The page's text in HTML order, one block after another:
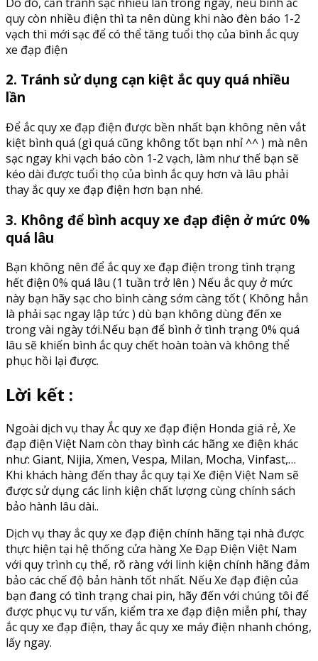
quy còn nhiều điện thì ta nên dùng khi nào đèn báo 1-2
vạch thì mới sạc để có thể tăng tuổi thọ của bình ắc quy
xe đạp điện
2. Tránh sử dụng cạn kiệt ắc quy quá nhiều
lần
Để ắc quy xe đạp điện được bền nhất bạn không nên vắt
kiệt bình quá (gì quá cũng không tốt bạn nhỉ ^^ ) mà nên
sạc ngay khi vạch báo còn 1-2 vạch, làm như thế bạn sẽ
kéo dài được tuổi thọ của bình ắc quy hơn và lâu phải
thay ắc quy xe đạp điện hơn bạn nhé.
3. Không để bình acquy xe đạp điện ở mức 0%
quá lâu
Bạn không nên để ắc quy xe đạp điện trong tình trạng
hết điện 0% quá lâu (1 tuần trở lên ) Nếu ắc quy ở mức
này bạn hãy sạc cho bình càng sớm càng tốt ( Không hẳn
là phải sạc ngay lập tức ) dù bạn không dùng đến xe
trong vài ngày tới.Nếu bạn để bình ở tình trạng 0% quá
lâu sẽ khiến bình ắc quy chết hoàn toàn và không thể
phục hồi lại được.
Lời kết :
Ngoài dịch vụ thay Ắc quy xe đạp điện Honda giá rẻ, Xe
đạp điện Việt Nam còn thay bình các hãng xe điện khác
như: Giant, Nijia, Xmen, Vespa, Milan, Mocha, Vinfast,…
Khi khách hàng đến thay ắc quy tại Xe điện Việt Nam sẽ
được sử dụng các linh kiện chất lượng cùng chính sách
bảo hành lâu dài..
Dịch vụ thay ắc quy xe đạp điện chính hãng tại nhà được
thực hiện tại hệ thống cửa hàng Xe Đạp Điện Việt Nam
với quy trình cụ thể, rõ ràng với linh kiện chính hãng đảm
bảo các chế độ bản hành tốt nhất. Nếu Xe đạp điện của
bạn đang có tình trạng chai pin, hãy đến với chúng tôi để
được phục vụ tư vấn, kiểm tra xe đạp điện miễn phí, thay
ắc quy xe đạp điện, thay ắc quy xe máy điện nhanh chóng,
lấy ngay.